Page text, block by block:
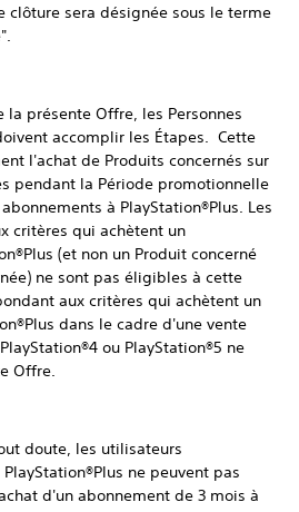
clôture sera désignée sous le terme
Offre, les Personnes
accomplir les Étapes. Cette
l'achat de Produits concernés sur
pendant la Période promotionnelle
à PlayStation®Plus. Les
critères qui achètent un
(et non un Produit concerné
ne sont pas éligibles à cette
aux critères qui achètent un
dans le cadre d'une vente
ou PlayStation®5 ne
Offre.
les utilisateurs
ne peuvent pas
d'un abonnement de 3 mois à